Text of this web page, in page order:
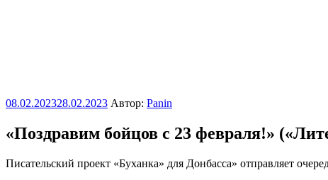
Опубликовано
08.02.202328.02.2023 Автор: Panin
«Поздравим бойцов с 23 февраля!»
Писательский проект «Буханка» для Донбасса» отправляет